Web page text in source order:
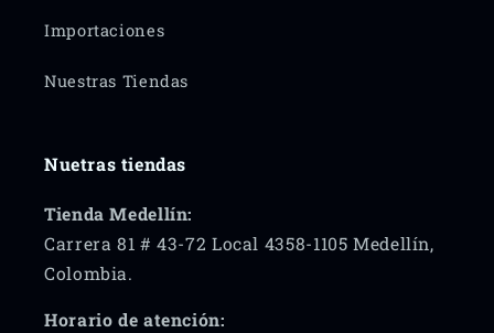
Importaciones
Nuestras Tiendas
Nuetras tiendas
Tienda Medellín:
Carrera 81 # 43-72 Local 4358-1105 Medellín,
Colombia.
Horario de atención: